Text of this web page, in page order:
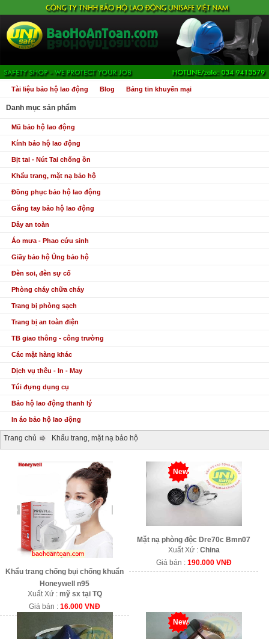
Tài liệu bảo hộ lao động Blog Bảng tin khuyến mại
Danh mục sản phẩm
Mũ bảo hộ lao động
Kính bảo hộ lao động
Bịt tai - Nút Tai chống ồn
Khẩu trang, mặt nạ bảo hộ
Đồng phục bảo hộ lao động
Găng tay bảo hộ lao động
Dây an toàn
Áo mưa - Phao cứu sinh
Giầy bảo hộ Ủng bảo hộ
Đèn soi, đèn sự cố
Phòng cháy chữa cháy
Trang bị phòng sạch
Trang bị an toàn điện
TB giao thông - công trường
Các mặt hàng khác
Dịch vụ thêu - In - May
Túi đựng dụng cụ
Bảo hộ lao động thanh lý
In áo bảo hộ lao động
Trang chủ Khẩu trang, mặt nạ bảo hộ
Khẩu trang chống bụi chống khuẩn
Honeywell n95
Xuất Xứ : mỹ sx tại TQ
Giá bán :16.000 VNĐ
New
Mặt nạ phòng độc Dre70c Bmn07
Xuất Xứ : China
Giá bán : 190.000 VNĐ
New